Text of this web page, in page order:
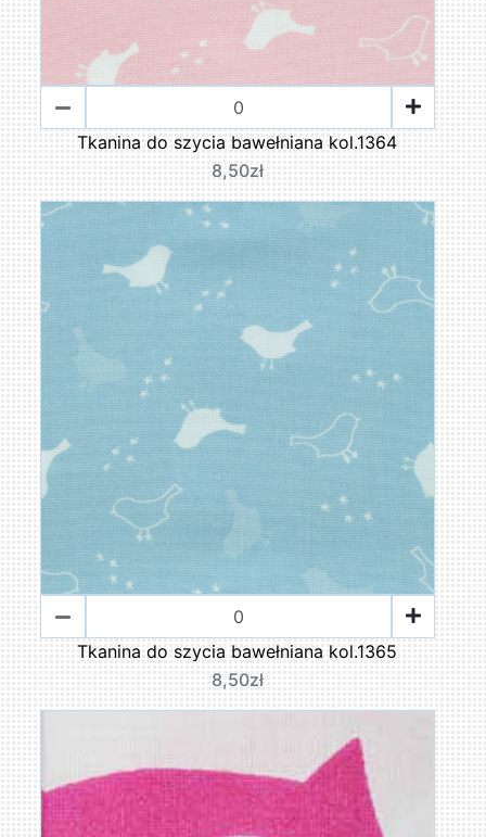
Tkanina do szycia bawełniana kol.1364
8,50zł
Tkanina do szycia bawełniana kol.1365
8,50zł